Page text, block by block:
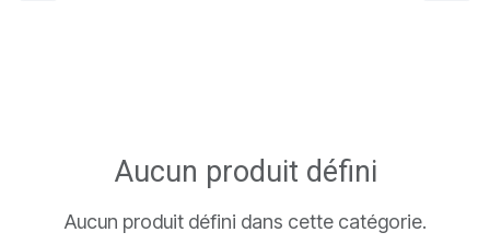
Aucun produit défini
Aucun produit défini dans cette catégorie.